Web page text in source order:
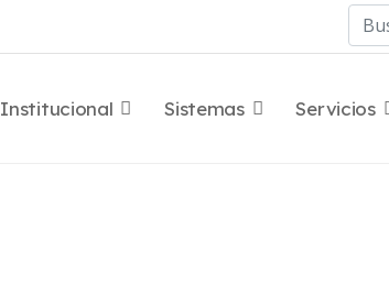
Buscar
Institucional Sistemas Servicios